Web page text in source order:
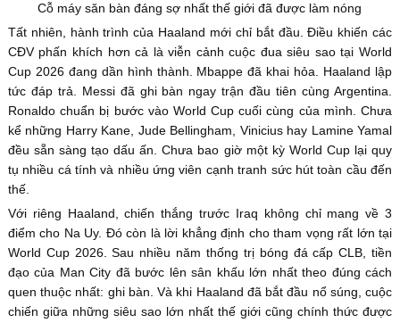
Cỗ máy săn bàn đáng sợ nhất thế giới đã được làm nóng
Tất nhiên, hành trình của Haaland mới chỉ bắt đầu. Điều khiến các
CĐV phấn khích hơn cả là viễn cảnh cuộc đua siêu sao tại World
Cup 2026 đang dần hình thành. Mbappe đã khai hỏa. Haaland lập
tức đáp trả. Messi đã ghi bàn ngay trận đầu tiên cùng Argentina.
Ronaldo chuẩn bị bước vào World Cup cuối cùng của mình. Chưa
kể những Harry Kane, Jude Bellingham, Vinicius hay Lamine Yamal
đều sẵn sàng tạo dấu ấn. Chưa bao giờ một kỳ World Cup lại quy
tụ nhiều cá tính và nhiều ứng viên cạnh tranh sức hút toàn cầu đến
thế.
Với riêng Haaland, chiến thắng trước Iraq không chỉ mang về 3
điểm cho Na Uy. Đó còn là lời khẳng định cho tham vọng rất lớn tại
World Cup 2026. Sau nhiều năm thống trị bóng đá cấp CLB, tiền
đạo của Man City đã bước lên sân khấu lớn nhất theo đúng cách
quen thuộc nhất: ghi bàn. Và khi Haaland đã bắt đầu nổ súng, cuộc
chiến giữa những siêu sao lớn nhất thế giới cũng chính thức được